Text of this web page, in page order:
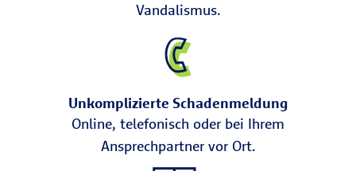
Vandalismus.
Unkomplizierte Schadenmeldung
Online, telefonisch oder bei Ihrem
Ansprechpartner vor Ort.